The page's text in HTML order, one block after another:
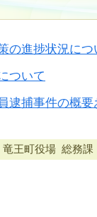
の進捗状況につ
ついて
逮捕事件の概
王町役場 総務課